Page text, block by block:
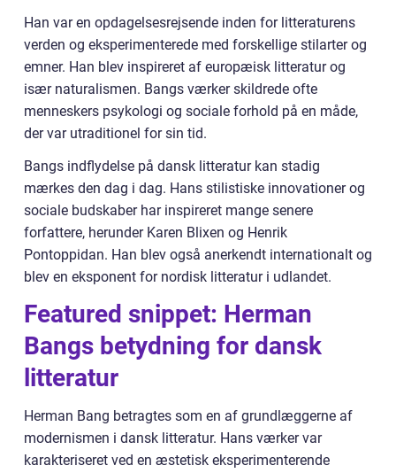
Han var en opdagelsesrejsende inden for litteraturens
verden og eksperimenterede med forskellige stilarter og
emner. Han blev inspireret af europæisk litteratur og
især naturalismen. Bangs værker skildrede ofte
menneskers psykologi og sociale forhold på en måde,
der var utraditionel for sin tid.
Bangs indflydelse på dansk litteratur kan stadig
mærkes den dag i dag. Hans stilistiske innovationer og
sociale budskaber har inspireret mange senere
forfattere, herunder Karen Blixen og Henrik
Pontoppidan. Han blev også anerkendt internationalt og
blev en eksponent for nordisk litteratur i udlandet.
Featured snippet: Herman
Bangs betydning for dansk
litteratur
Herman Bang betragtes som en af grundlæggerne af
modernismen i dansk litteratur. Hans værker var
karakteriseret ved en æstetisk eksperimenterende